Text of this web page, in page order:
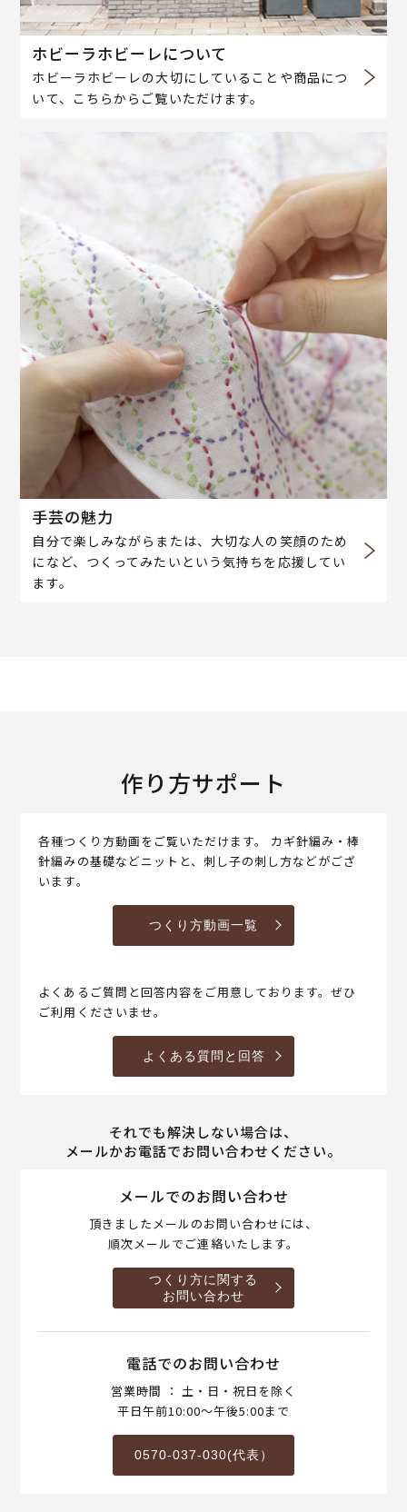
ホビーラホビーレについて
ホビーラホビーレの大切にしていることや商品につ
いて、こちらからご覧いただけます。
手芸の魅力
自分で楽しみながらまたは、大切な人の笑顔のため
になど、つくってみたいという気持ちを応援してい
ます。
作り方サポート
各種つくり方動画をご覧いただけます。 カギ針編み・棒
針編みの基礎などニットと、刺し子の刺し方などがござ
います。
つくり方動画一覧
よくあるご質問と回答内容をご用意しております。ぜひ
ご利用くださいませ。
よくある質問と回答
それでも解決しない場合は、
メールかお電話でお問い合わせください。
メールでのお問い合わせ
頂きましたメールのお問い合わせには、
順次メールでご連絡いたします。
つくり方に関する
お問い合わせ
電話でのお問い合わせ
営業時間 ： 土・日・祝日を除く
平日午前10:00～午後5:00まで
0570-037-030(代表）